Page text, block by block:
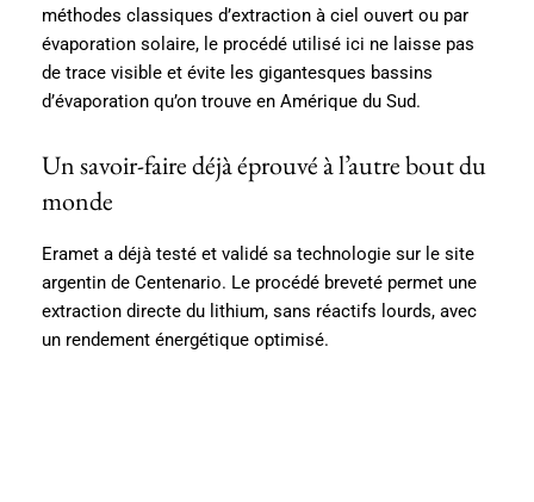
méthodes classiques d’extraction à ciel ouvert ou par
évaporation solaire, le procédé utilisé ici ne laisse pas
de trace visible et évite les gigantesques bassins
d’évaporation qu’on trouve en Amérique du Sud.
Un savoir-faire déjà éprouvé à l’autre bout du
monde
Eramet a déjà testé et validé sa technologie sur le site
argentin de Centenario. Le procédé breveté permet une
extraction directe du lithium, sans réactifs lourds, avec
un rendement énergétique optimisé.